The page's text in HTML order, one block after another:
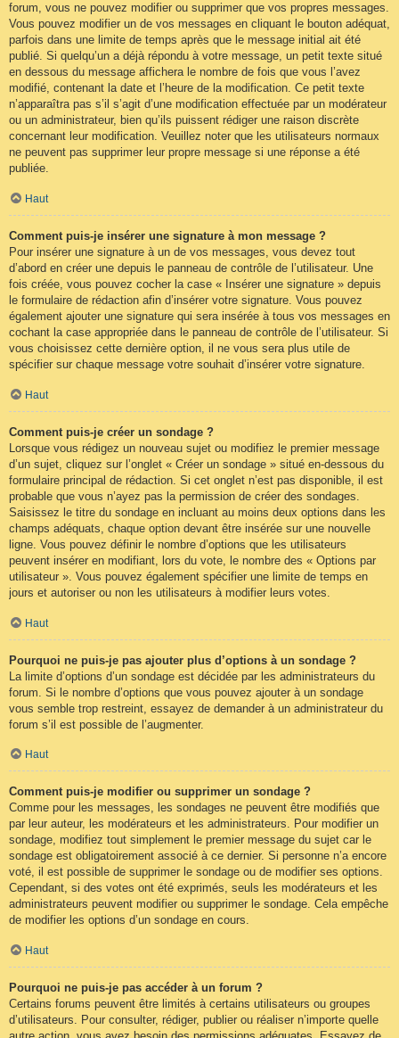
forum, vous ne pouvez modifier ou supprimer que vos propres messages.
Vous pouvez modifier un de vos messages en cliquant le bouton adéquat,
parfois dans une limite de temps après que le message initial ait été
publié. Si quelqu’un a déjà répondu à votre message, un petit texte situé
en dessous du message affichera le nombre de fois que vous l’avez
modifié, contenant la date et l’heure de la modification. Ce petit texte
n’apparaîtra pas s’il s’agit d’une modification effectuée par un modérateur
ou un administrateur, bien qu’ils puissent rédiger une raison discrète
concernant leur modification. Veuillez noter que les utilisateurs normaux
ne peuvent pas supprimer leur propre message si une réponse a été
publiée.
Haut
Comment puis-je insérer une signature à mon message ?
Pour insérer une signature à un de vos messages, vous devez tout
d’abord en créer une depuis le panneau de contrôle de l’utilisateur. Une
fois créée, vous pouvez cocher la case « Insérer une signature » depuis
le formulaire de rédaction afin d’insérer votre signature. Vous pouvez
également ajouter une signature qui sera insérée à tous vos messages en
cochant la case appropriée dans le panneau de contrôle de l’utilisateur. Si
vous choisissez cette dernière option, il ne vous sera plus utile de
spécifier sur chaque message votre souhait d’insérer votre signature.
Haut
Comment puis-je créer un sondage ?
Lorsque vous rédigez un nouveau sujet ou modifiez le premier message
d’un sujet, cliquez sur l’onglet « Créer un sondage » situé en-dessous du
formulaire principal de rédaction. Si cet onglet n’est pas disponible, il est
probable que vous n’ayez pas la permission de créer des sondages.
Saisissez le titre du sondage en incluant au moins deux options dans les
champs adéquats, chaque option devant être insérée sur une nouvelle
ligne. Vous pouvez définir le nombre d’options que les utilisateurs
peuvent insérer en modifiant, lors du vote, le nombre des « Options par
utilisateur ». Vous pouvez également spécifier une limite de temps en
jours et autoriser ou non les utilisateurs à modifier leurs votes.
Haut
Pourquoi ne puis-je pas ajouter plus d’options à un sondage ?
La limite d’options d’un sondage est décidée par les administrateurs du
forum. Si le nombre d’options que vous pouvez ajouter à un sondage
vous semble trop restreint, essayez de demander à un administrateur du
forum s’il est possible de l’augmenter.
Haut
Comment puis-je modifier ou supprimer un sondage ?
Comme pour les messages, les sondages ne peuvent être modifiés que
par leur auteur, les modérateurs et les administrateurs. Pour modifier un
sondage, modifiez tout simplement le premier message du sujet car le
sondage est obligatoirement associé à ce dernier. Si personne n’a encore
voté, il est possible de supprimer le sondage ou de modifier ses options.
Cependant, si des votes ont été exprimés, seuls les modérateurs et les
administrateurs peuvent modifier ou supprimer le sondage. Cela empêche
de modifier les options d’un sondage en cours.
Haut
Pourquoi ne puis-je pas accéder à un forum ?
Certains forums peuvent être limités à certains utilisateurs ou groupes
d’utilisateurs. Pour consulter, rédiger, publier ou réaliser n’importe quelle